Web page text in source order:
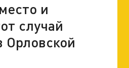
и
случай
Орловской